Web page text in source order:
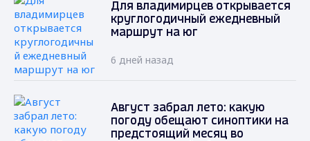
Для владимирцев открывается
круглогодичный ежедневный
маршрут на юг
6 дней назад
Август забрал лето: какую
погоду обещают синоптики на
предстоящий месяц во